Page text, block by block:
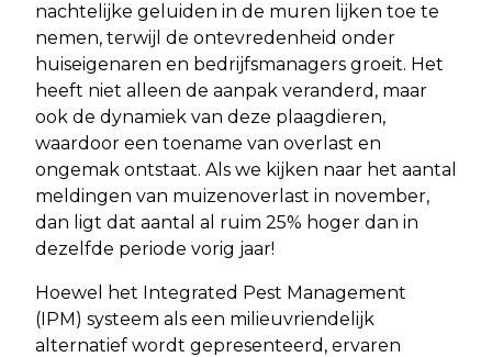
nachtelijke geluiden in de muren lijken toe te
nemen, terwijl de ontevredenheid onder
huiseigenaren en bedrijfsmanagers groeit. Het
heeft niet alleen de aanpak veranderd, maar
ook de dynamiek van deze plaagdieren,
waardoor een toename van overlast en
ongemak ontstaat. Als we kijken naar het aantal
meldingen van muizenoverlast in november,
dan ligt dat aantal al ruim 25% hoger dan in
dezelfde periode vorig jaar!
Hoewel het Integrated Pest Management
(IPM) systeem als een milieuvriendelijk
alternatief wordt gepresenteerd, ervaren